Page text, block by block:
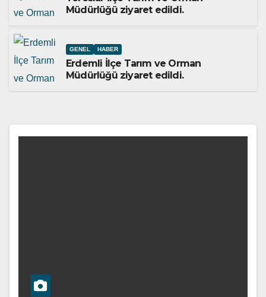
Müdürlüğü ziyaret edildi.
GENEL HABER
Erdemli İlçe Tarım ve Orman
Müdürlüğü ziyaret edildi.